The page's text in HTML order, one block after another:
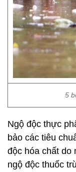
5
Ngộ độc thực
bảo các tiêu
độc hóa chất do
ngộ độc thuốc